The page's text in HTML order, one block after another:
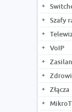
Szafy
VoIP
Złącza